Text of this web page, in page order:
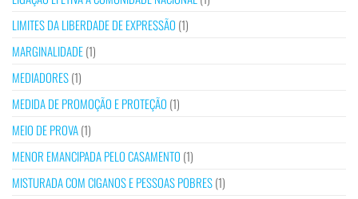
LIMITES DA LIBERDADE DE EXPRESSÃO (1)
MARGINALIDADE(1)
MEDIADORES(1)
MEDIDA DE PROMOÇÃO E PROTEÇÃO (1)
MEIO DE PROVA(1)
MENOR EMANCIPADA PELO CASAMENTO (1)
MISTURADA COM CIGANOS E PESSOAS POBRES(1)